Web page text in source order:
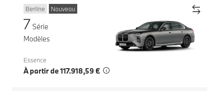
Berline Nouveau
7 Série
Modèles
Essence
À partir de 117.918,59 €